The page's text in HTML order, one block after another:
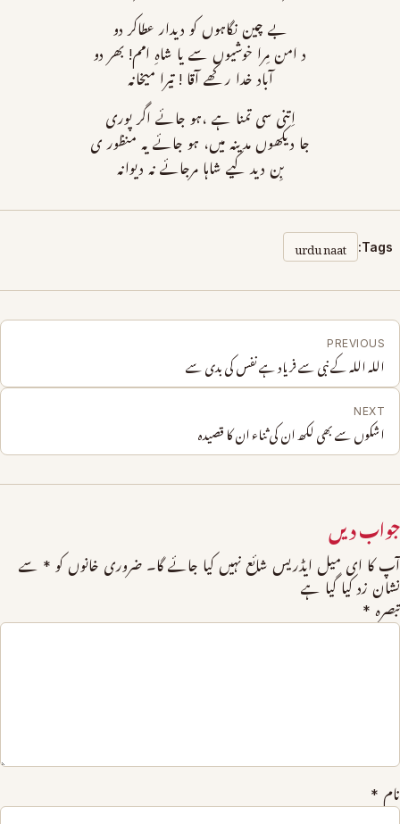
بے چین نگاہوں کو دیدار عطاکر دو
د امن مِرا خوشیوں سے یا شاہِ امم! بھر دو
آباد خدا رکھے آقا ! تیرا میخانہ
اِتنی سی تمنا ہے ،ہو جائے اگر پوری
جا دیکھوں مدینہ میں، ہو جائے یہ منظور ی
بِن دید کیے شاہا مرجائے نہ دیوانہ
Tags:
urdu naat
PREVIOUS
اللہ اللہ کے نبی سے فریاد ہے نفس کی بدی سے
NEXT
اشکوں سے بھی لکھ ان کی ثناء ان کا قصیدہ
جواب دیں
آپ کا ای میل ایڈریس شائع نہیں کیا جائے گا۔ ضروری خانوں کو * سے
نشان زد کیا گیا ہے
تبصرہ *
نام *